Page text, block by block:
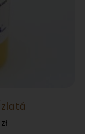
zł